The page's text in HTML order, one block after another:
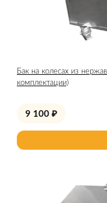
Бак на колесах из
комплектации)
9 100 ₽